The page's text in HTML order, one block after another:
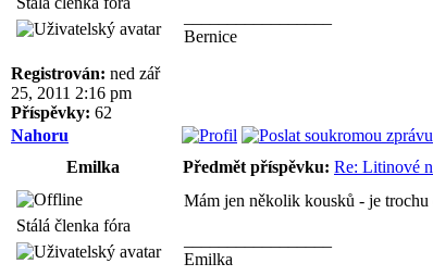
Registrován: ned zář
25, 2011 2:16 pm
Příspěvky: 62
Bernice
Nahoru
Emilka
Předmět příspěvku: Re: Litinové
Stálá členka fóra
Mám jen několik kousků - je trochu
Emilka